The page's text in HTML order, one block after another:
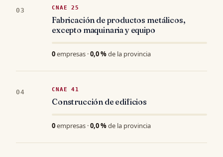
03 CNAE 25
Fabricación de productos metálicos,
excepto maquinaria y equipo
0empresas ·0,0 %de la provincia
04 CNAE 41
Construcción de edificios
0empresas ·0,0 %de la provincia